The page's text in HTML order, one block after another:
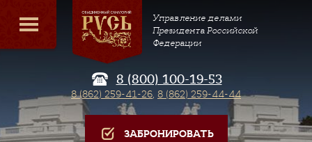
Управление делами
Президента Российской
Федерации
8 (800) 100-19-53
8 (862) 259-41-26, 8 (862) 259-44-44
ЗАБРОНИРОВАТЬ